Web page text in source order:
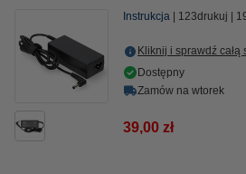
Instrukcja 123drukuj
Kliknij i sprawdź całą
Dostępny
Zamów na wtorek
39,00 zł